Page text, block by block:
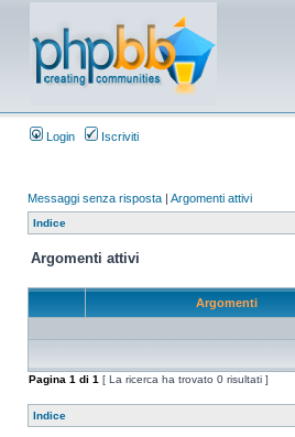
Login Iscriviti
Messaggi senza risposta | Argomenti attivi
Indice
Argomenti attivi
Argomenti
Pagina 1 di 1 [ La ricerca ha trovato 0 risultati ]
Indice